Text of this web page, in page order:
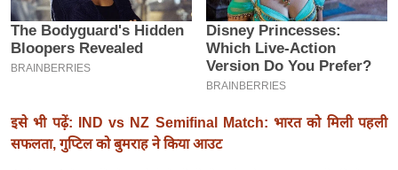
इ
म
ई
प
र
इसे भी पढ़ें: IND vs NZ Semifinal Match: भारत को मिली पहली
सफलता, गुप्टिल को बुमराह ने किया आउट